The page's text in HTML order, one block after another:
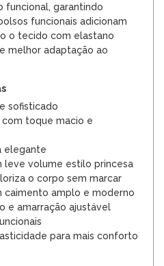
funcional, garantindo
funcionais adicionam
o tecido com elastano
melhor adaptação ao
sofisticado
com toque macio e
elegante
leve volume estilo princesa
o corpo sem marcar
caimento amplo e moderno
e amarração ajustável
para mais conforto